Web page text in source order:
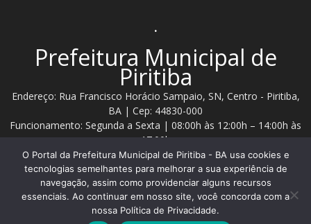
.
Prefeitura Municipal de
Piritiba
Endereço: Rua Francisco Horácio Sampaio, SN, Centro - Piritiba,
BA | Cep: 44830-000
Funcionamento: Segunda a Sexta | 08:00h às 12:00h – 14:00h às
17:00h
Telefone: (74) 3628 - 2111 / 3628 - 2153
Contato:comunicacao@piritiba.ba.gov.br
O Portal da Prefeitura Municipal de Piritiba - BA usa cookies e
tecnologias semelhantes para melhorar a sua experiência de
navegação, assim como providenciar alguns recursos
essenciais. Ao continuar em nosso site, você concorda com a
nossa Política de Privacidade.